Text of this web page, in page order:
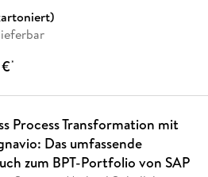
*
Process Transformation mit
Das umfassende
zum BPT-Portfolio von SAP